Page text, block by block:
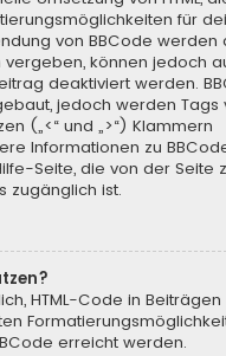
für
von BBCode werden
können jedoch
deaktiviert werden.
jedoch werden
(„<“ und „>“) Klammern
Informationen zu
Seite, die von der Seite
zugänglich ist.
HTML-Code in Beiträgen
erreicht werden.